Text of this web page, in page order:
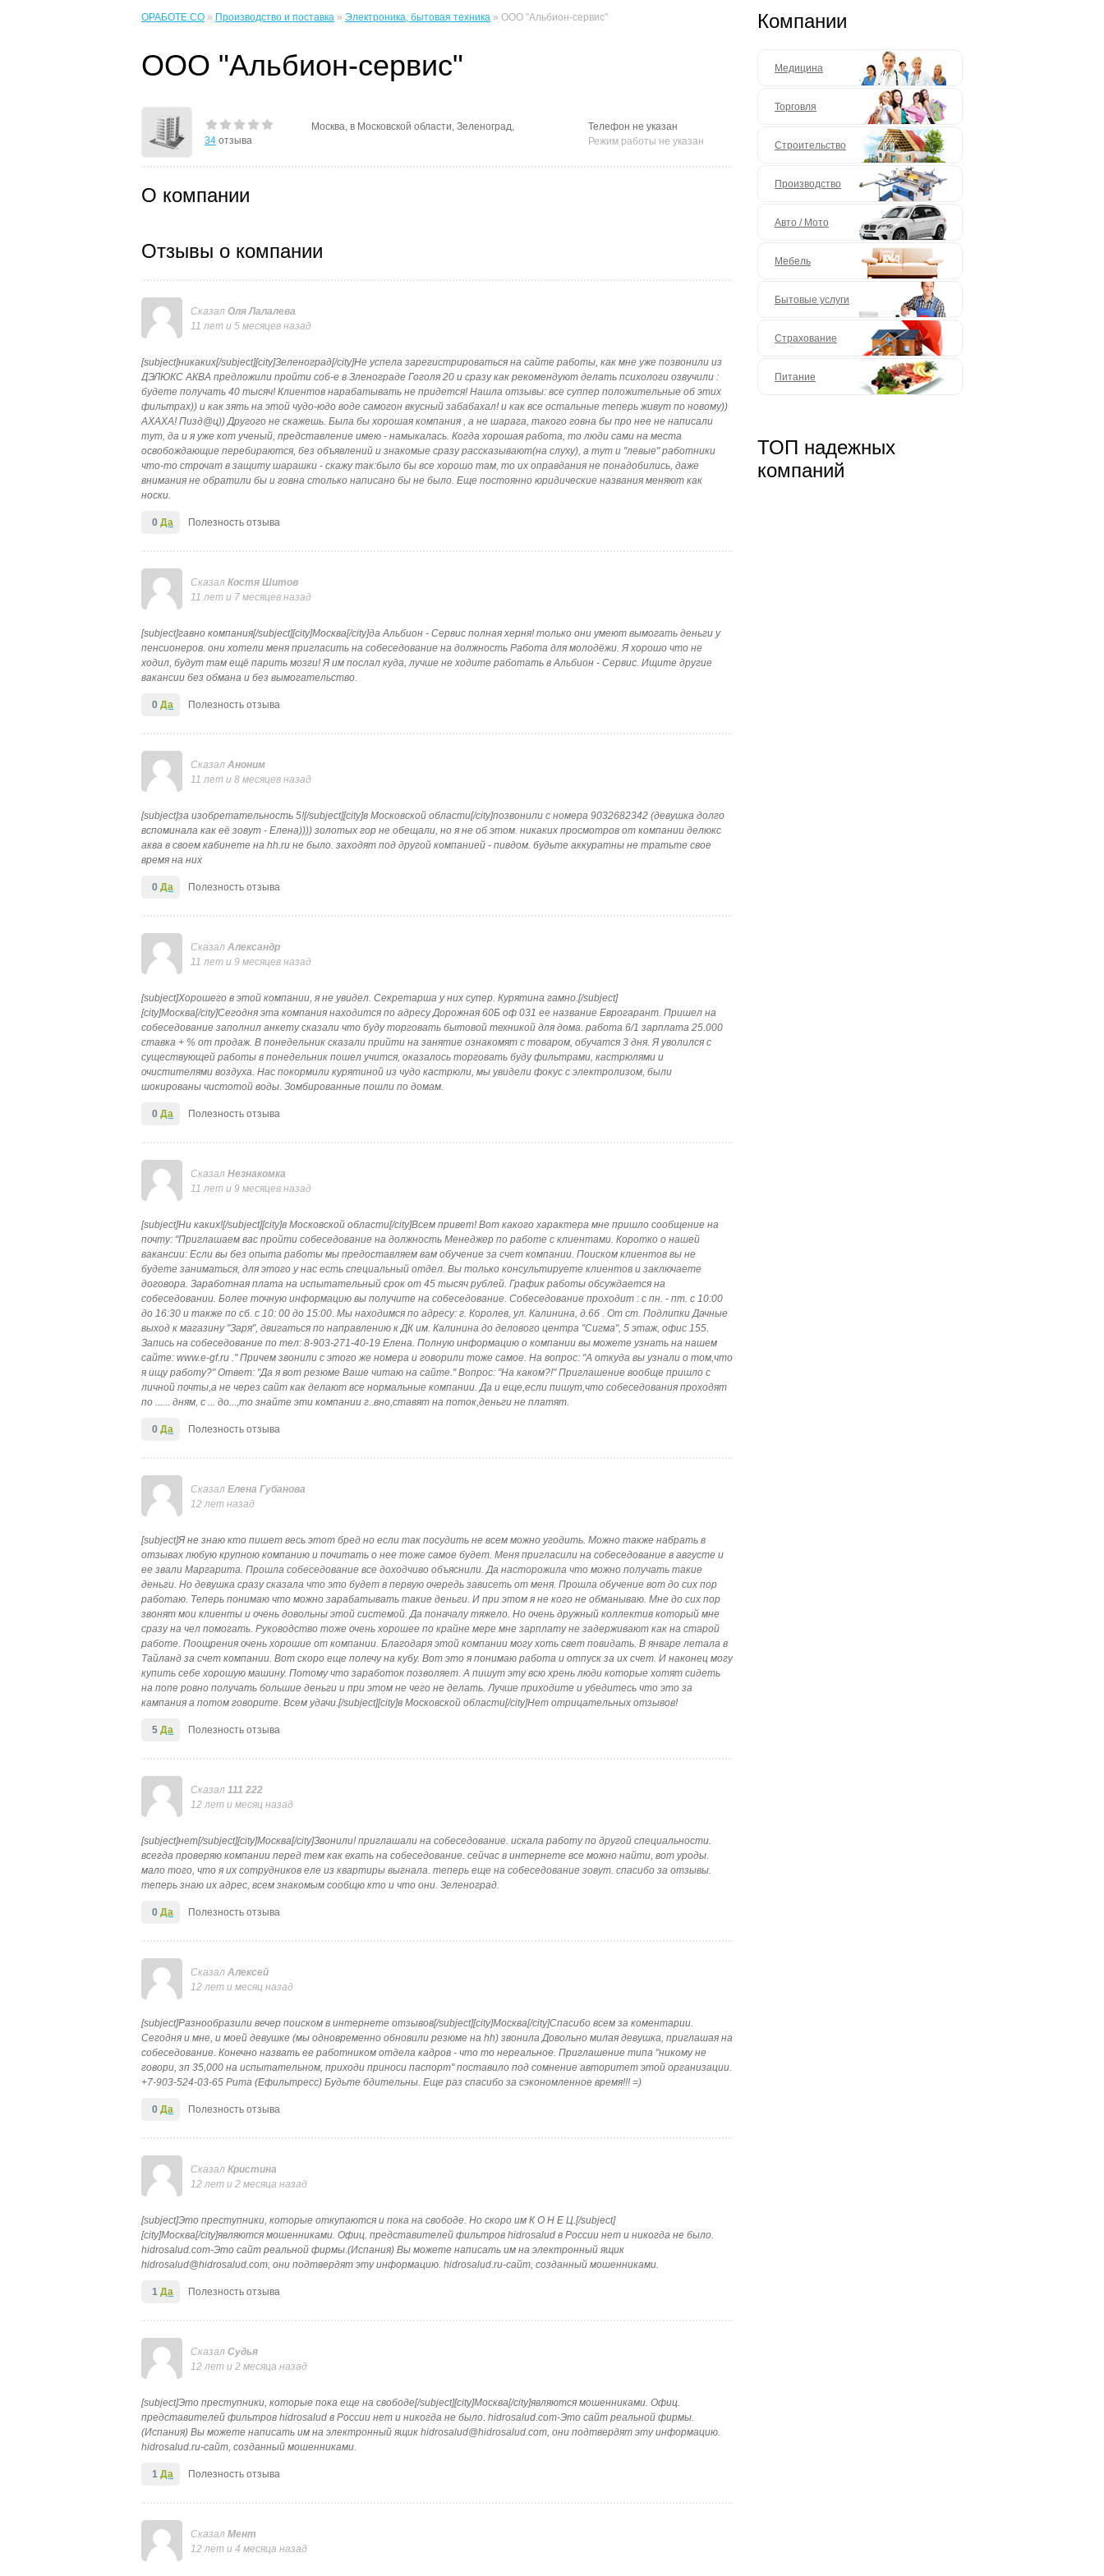
ОРАБОТЕ.CO » Производство и поставка » Электроника, бытовая техника » ООО "Альбион-сервис"
ООО "Альбион-сервис"
34 отзыва
Москва, в Московской области, Зеленоград,
Телефон не указан
Режим работы не указан
О компании
Отзывы о компании
Сказал Оля Лалалева
11 лет и 5 месяцев назад
[subject]никаких[/subject][city]Зеленоград[/city]Не успела зарегистрироваться на сайте работы, как мне уже позвонили из
ДЭЛЮКС АКВА предложили пройти соб-е в Зленограде Гоголя 20 и сразу как рекомендуют делать психологи озвучили :
будете получать 40 тысяч! Клиентов нарабатывать не придется! Нашла отзывы: все суппер положительные об этих
фильтрах)) и как зять на этой чудо-юдо воде самогон вкусный забабахал! и как все остальные теперь живут по новому))
АХАХА! Пизд@ц)) Другого не скажешь. Была бы хорошая компания , а не шарага, такого говна бы про нее не написали
тут, да и я уже кот ученый, представление имею - намыкалась. Когда хорошая работа, то люди сами на места
освобождающие перебираются, без объявлений и знакомые сразу рассказывают(на слуху), а тут и "левые" работники
что-то строчат в защиту шарашки - скажу так:было бы все хорошо там, то их оправдания не понадобились, даже
внимания не обратили бы и говна столько написано бы не было. Еще постоянно юридические названия меняют как
носки.
Полезность отзыва
0 Да
Сказал Костя Шитов
11 лет и 7 месяцев назад
[subject]гавно компания[/subject][city]Москва[/city]да Альбион - Сервис полная херня! только они умеют вымогать деньги у
пенсионеров. они хотели меня пригласить на собеседование на должность Работа для молодёжи. Я хорошо что не
ходил, будут там ещё парить мозги! Я им послал куда, лучше не ходите работать в Альбион - Сервис. Ищите другие
вакансии без обмана и без вымогательство.
Полезность отзыва
0 Да
Сказал Аноним
11 лет и 8 месяцев назад
[subject]за изобретательность 5![/subject][city]в Московской области[/city]позвонили с номера 9032682342 (девушка долго
вспоминала как её зовут - Елена)))) золотых гор не обещали, но я не об этом. никаких просмотров от компании делюкс
аква в своем кабинете на hh.ru не было. заходят под другой компанией - пивдом. будьте аккуратны не тратьте свое
время на них
Полезность отзыва
0 Да
Сказал Александр
11 лет и 9 месяцев назад
[subject]Хорошего в этой компании, я не увидел. Секретарша у них супер. Курятина гамно.[/subject]
[city]Москва[/city]Сегодня эта компания находится по адресу Дорожная 60Б оф 031 ее название Еврогарант. Пришел на
собеседование заполнил анкету сказали что буду торговать бытовой техникой для дома. работа 6/1 зарплата 25.000
ставка + % от продаж. В понедельник сказали прийти на занятие ознакомят с товаром, обучатся 3 дня. Я уволился с
существующей работы в понедельник пошел учится, оказалось торговать буду фильтрами, кастрюлями и
очистителями воздуха. Нас покормили курятиной из чудо кастрюли, мы увидели фокус с электролизом, были
шокированы чистотой воды. Зомбированные пошли по домам.
Полезность отзыва
0 Да
Сказал Незнакомка
11 лет и 9 месяцев назад
[subject]Ни каких![/subject][city]в Московской области[/city]Всем привет! Вот какого характера мне пришло сообщение на
почту: "Приглашаем вас пройти собеседование на должность Менеджер по работе с клиентами. Коротко о нашей
вакансии: Если вы без опыта работы мы предоставляем вам обучение за счет компании. Поиском клиентов вы не
будете заниматься, для этого у нас есть специальный отдел. Вы только консультируете клиентов и заключаете
договора. Заработная плата на испытательный срок от 45 тысяч рублей. График работы обсуждается на
собеседовании. Более точную информацию вы получите на собеседование. Собеседование проходит : с пн. - пт. с 10:00
до 16:30 и также по сб. с 10: 00 до 15:00. Мы находимся по адресу: г. Королев, ул. Калинина, д.6б . От ст. Подлипки Дачные
выход к магазину "Заря", двигаться по направлению к ДК им. Калинина до делового центра "Сигма", 5 этаж, офис 155.
Запись на собеседование по тел: 8-903-271-40-19 Елена. Полную информацию о компании вы можете узнать на нашем
сайте: www.e-gf.ru ." Причем звонили с этого же номера и говорили тоже самое. На вопрос: "А откуда вы узнали о том,что
я ищу работу?" Ответ: "Да я вот резюме Ваше читаю на сайте." Вопрос: "На каком?!" Приглашение вообще пришло с
личной почты,а не через сайт как делают все нормальные компании. Да и еще,если пишут,что собеседования проходят
по ...... дням, с ... до...,то знайте эти компании г..вно,ставят на поток,деньги не платят.
Полезность отзыва
0 Да
Сказал Елена Губанова
12 лет назад
[subject]Я не знаю кто пишет весь этот бред но если так посудить не всем можно угодить. Можно также набрать в
отзывах любую крупною компанию и почитать о нее тоже самое будет. Меня пригласили на собеседование в августе и
ее звали Маргарита. Прошла собеседование все доходчиво объяснили. Да насторожила что можно получать такие
деньги. Но девушка сразу сказала что это будет в первую очередь зависеть от меня. Прошла обучение вот до сих пор
работаю. Теперь понимаю что можно зарабатывать такие деньги. И при этом я не кого не обманываю. Мне до сих пор
звонят мои клиенты и очень довольны этой системой. Да поначалу тяжело. Но очень дружный коллектив который мне
сразу на чел помогать. Руководство тоже очень хорошее по крайне мере мне зарплату не задерживают как на старой
работе. Поощрения очень хорошие от компании. Благодаря этой компании могу хоть свет повидать. В январе летала в
Тайланд за счет компании. Вот скоро еще полечу на кубу. Вот это я понимаю работа и отпуск за их счет. И наконец могу
купить себе хорошую машину. Потому что заработок позволяет. А пишут эту всю хрень люди которые хотят сидеть
на попе ровно получать большие деньги и при этом не чего не делать. Лучше приходите и убедитесь что это за
кампания а потом говорите. Всем удачи.[/subject][city]в Московской области[/city]Нет отрицательных отзывов!
Полезность отзыва
5 Да
Сказал 111 222
12 лет и месяц назад
[subject]нет[/subject][city]Москва[/city]Звонили! приглашали на собеседование. искала работу по другой специальности.
всегда проверяю компании перед тем как ехать на собеседование. сейчас в интернете все можно найти, вот уроды.
мало того, что я их сотрудников еле из квартиры выгнала. теперь еще на собеседование зовут. спасибо за отзывы.
теперь знаю их адрес, всем знакомым сообщю кто и что они. Зеленоград.
Полезность отзыва
0 Да
Сказал Алексей
12 лет и месяц назад
[subject]Разнообразили вечер поиском в интернете отзывов[/subject][city]Москва[/city]Спасибо всем за коментарии.
Сегодня и мне, и моей девушке (мы одновременно обновили резюме на hh) звонила Довольно милая девушка, приглашая на
собеседование. Конечно назвать ее работником отдела кадров - что то нереальное. Приглашение типа "никому не
говори, зп 35,000 на испытательном, приходи приноси паспорт" поставило под сомнение авторитет этой организации.
+7-903-524-03-65 Рита (Ефильтресс) Будьте бдительны. Еще раз спасибо за сэкономленное время!!! =)
Полезность отзыва
0 Да
Сказал Кристина
12 лет и 2 месяца назад
[subject]Это преступники, которые откупаются и пока на свободе. Но скоро им К О Н Е Ц.[/subject]
[city]Москва[/city]являются мошенниками. Офиц. представителей фильтров hidrosalud в России нет и никогда не было.
hidrosalud.com-Это сайт реальной фирмы.(Испания) Вы можете написать им на электронный ящик
hidrosalud@hidrosalud.com, они подтвердят эту информацию. hidrosalud.ru-сайт, созданный мошенниками.
Полезность отзыва
1 Да
Сказал Судья
12 лет и 2 месяца назад
[subject]Это преступники, которые пока еще на свободе[/subject][city]Москва[/city]являются мошенниками. Офиц.
представителей фильтров hidrosalud в России нет и никогда не было. hidrosalud.com-Это сайт реальной фирмы.
(Испания) Вы можете написать им на электронный ящик hidrosalud@hidrosalud.com, они подтвердят эту информацию.
hidrosalud.ru-сайт, созданный мошенниками.
Полезность отзыва
1 Да
Сказал Мент
12 лет и 4 месяца назад
Компании
Медицина
Торговля
Строительство
Производство
Авто / Мото
Мебель
Бытовые услуги
Страхование
Питание
ТОП надежных
компаний